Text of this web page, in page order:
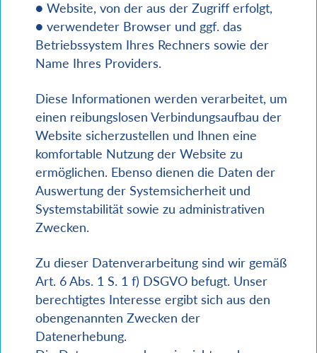
● Website, von der aus der Zugriff erfolgt,
● verwendeter Browser und ggf. das
Betriebssystem Ihres Rechners sowie der
Name Ihres Providers.
Diese Informationen werden verarbeitet, um
einen reibungslosen Verbindungsaufbau der
Website sicherzustellen und Ihnen eine
komfortable Nutzung der Website zu
ermöglichen. Ebenso dienen die Daten der
Auswertung der Systemsicherheit und
Systemstabilität sowie zu administrativen
Zwecken.
Zu dieser Datenverarbeitung sind wir gemäß
Art. 6 Abs. 1 S. 1 f) DSGVO befugt. Unser
berechtigtes Interesse ergibt sich aus den
obengenannten Zwecken der
Datenerhebung.